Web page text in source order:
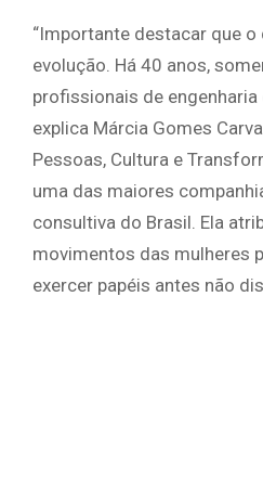
“Importante destacar que
evolução. Há 40 anos,
profissionais de engenharia
explica Márcia Gomes
Pessoas, Cultura e
uma das maiores
consultiva do Brasil. Ela
movimentos das mulheres
exercer papéis antes não